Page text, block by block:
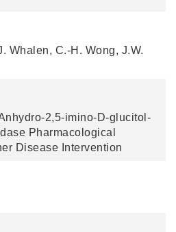
Whalen, C.-H. Wong, J.W.
2,5-imino-D-glucitol-
Pharmacological
Disease Intervention